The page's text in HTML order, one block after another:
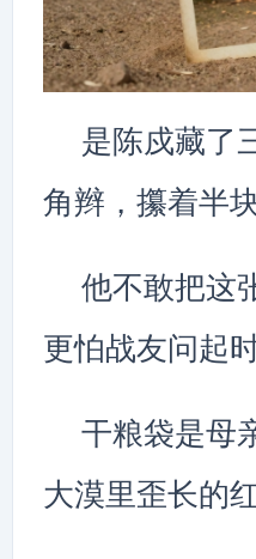
是陈戍藏了
角辫，攥着半
他不敢把这
更怕战友问起
干粮袋是母
大漠里歪长的红